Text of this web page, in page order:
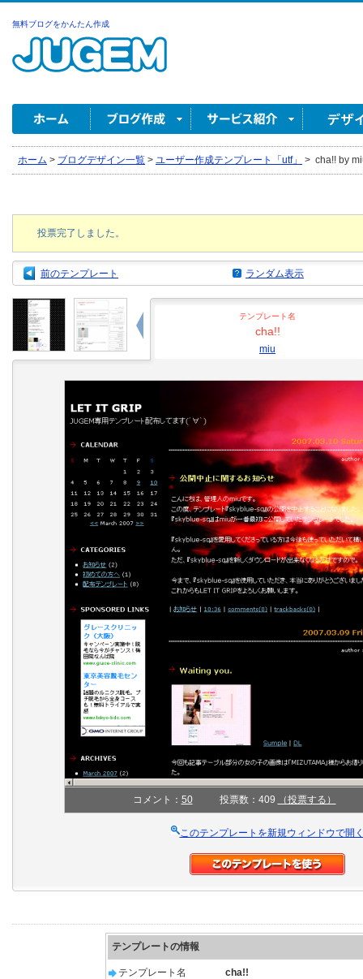
無料ブログをかんたん作成
ホーム > ブログデザイン一覧 > ユーザー作成テンプレート「utf」 > cha!! by
投票完了しました。
前のテンプレート ランダム表示
テンプレート名
cha!!
miu
コメント： 50 投票数：409 （投票する）
このテンプレートを新規ウィンドウで開
テンプレートの情報
テンプレート名 cha!!